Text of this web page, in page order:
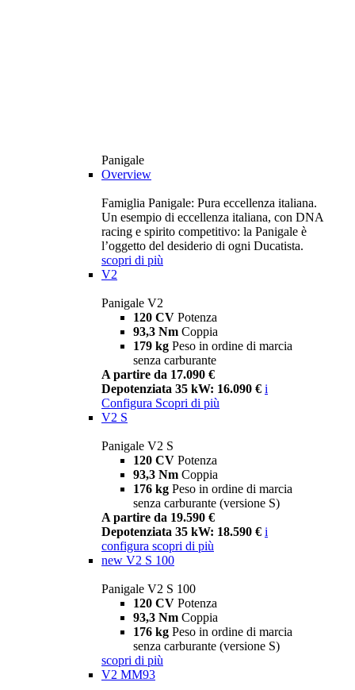
Panigale
Overview
Famiglia Panigale: Pura eccellenza italiana.
Un esempio di eccellenza italiana, con DNA
racing e spirito competitivo: la Panigale è
l’oggetto del desiderio di ogni Ducatista.
scopri di più
V2
Panigale V2
120 CV Potenza
93,3 Nm Coppia
179 kg Peso in ordine di marcia
senza carburante
A partire da 17.090 €
Depotenziata 35 kW: 16.090 € i
Configura Scopri di più
V2 S
Panigale V2 S
120 CV Potenza
93,3 Nm Coppia
176 kg Peso in ordine di marcia
senza carburante (versione S)
A partire da 19.590 €
Depotenziata 35 kW: 18.590 € i
configura scopri di più
new V2 S 100
Panigale V2 S 100
120 CV Potenza
93,3 Nm Coppia
176 kg Peso in ordine di marcia
senza carburante (versione S)
scopri di più
V2 MM93